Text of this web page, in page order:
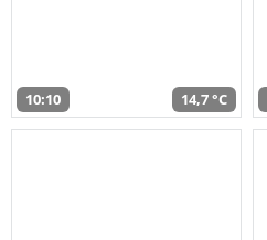
10:10 14,7 °C